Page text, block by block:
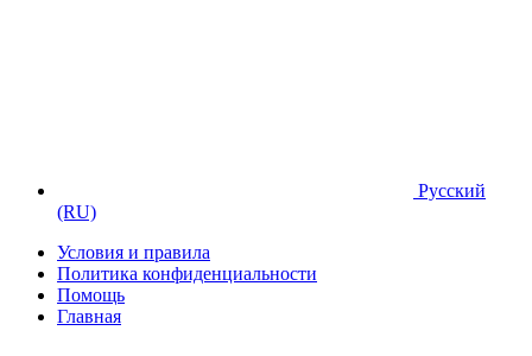
Русский
(RU)
Условия и правила
Политика конфиденциальности
Помощь
Главная